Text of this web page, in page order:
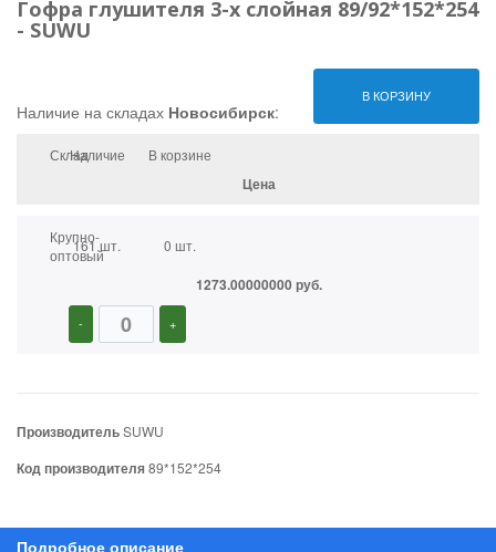
Гофра глушителя 3-х слойная 89/92*152*254
- SUWU
В КОРЗИНУ
Наличие на складах Новосибирск:
СкладНаличие В корзине
Цена
Крупно-
оптовый
161 шт. 0 шт.
1273.00000000 руб.
- +
ПроизводительSUWU
Код производителя89*152*254